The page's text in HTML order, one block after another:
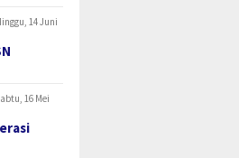
14 Juni
16 Mei